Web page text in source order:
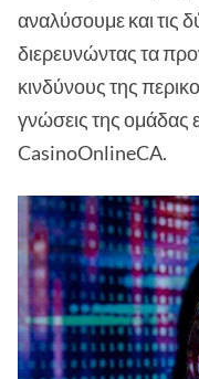
αναλύσουμε και τις
διερευνώντας τα
κινδύνους της
γνώσεις της
CasinoOnlineCA.